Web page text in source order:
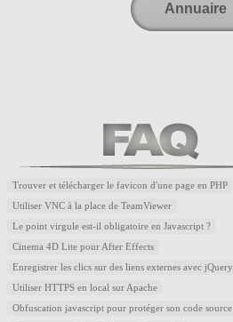
Annuaire
Trouver et télécharger le favicon d'une page en PHP
Utiliser VNC à la place de TeamViewer
Le point virgule est-il obligatoire en Javascript ?
Cinema 4D Lite pour After Effects
Enregistrer les clics sur des liens externes avec jQuery
Utiliser HTTPS en local sur Apache
Obfuscation javascript pour protéger son code source